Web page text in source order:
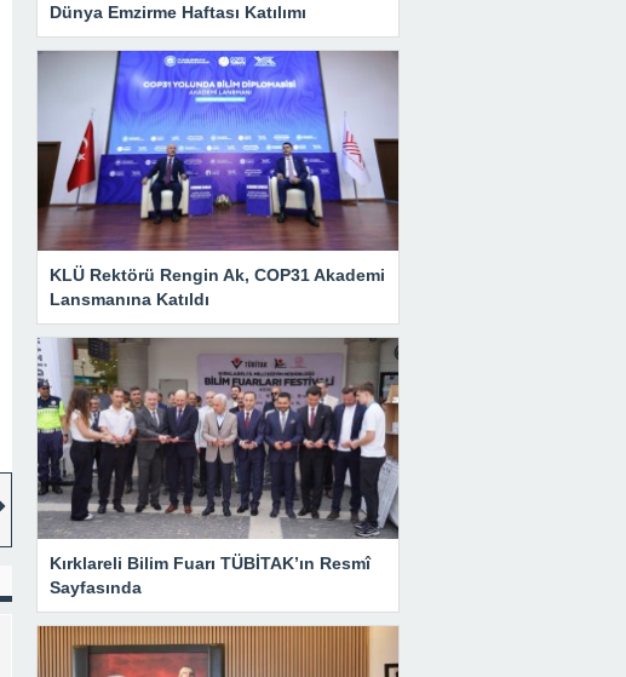
Dünya Emzirme Haftası Katılımı
KLÜ Rektörü Rengin Ak, COP31 Akademi
Lansmanına Katıldı
Kırklareli Bilim Fuarı TÜBİTAK’ın Resmî
Sayfasında